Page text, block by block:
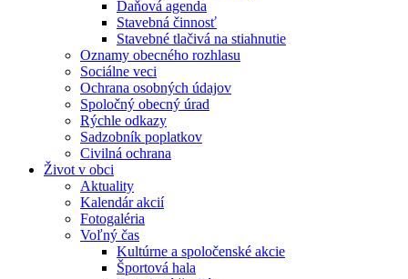
Daňová agenda
Stavebná činnosť
Stavebné tlačivá na stiahnutie
Oznamy obecného rozhlasu
Sociálne veci
Ochrana osobných údajov
Spoločný obecný úrad
Rýchle odkazy
Sadzobník poplatkov
Civilná ochrana
Život v obci
Aktuality
Kalendár akcií
Fotogaléria
Voľný čas
Kultúrne a spoločenské akcie
Športová hala